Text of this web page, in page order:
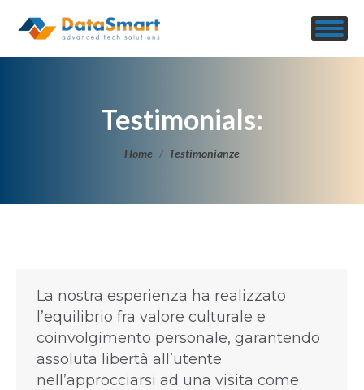
Testimonials:
Tu sei qui:
Home Testimonianze
La nostra esperienza ha realizzato
l’equilibrio fra valore culturale e
coinvolgimento personale, garantendo
assoluta libertà all’utente
nell’approcciarsi ad una visita come